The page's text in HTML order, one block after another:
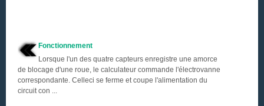
Fonctionnement
Lorsque l'un des quatre capteurs enregistre une amorce
de blocage d'une roue, le calculateur commande l'électrovanne
correspondante. Celleci se ferme et coupe l'alimentation du
circuit con ...